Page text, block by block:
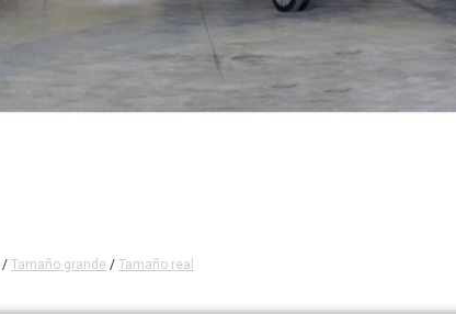
/Tamaño grande /Tamaño real